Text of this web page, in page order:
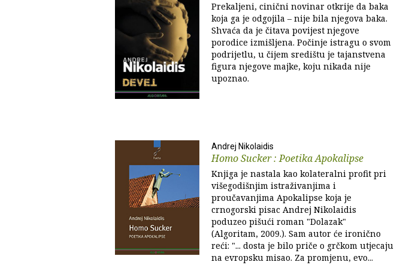
Prekaljeni, cinični novinar otkrije da baka
koja ga je odgojila – nije bila njegova baka.
Shvaća da je čitava povijest njegove
porodice izmišljena. Počinje istragu o svom
podrijetlu, u čijem središtu je tajanstvena
figura njegove majke, koju nikada nije
upoznao.
Andrej Nikolaidis
Homo Sucker : Poetika Apokalipse
Knjiga je nastala kao kolateralni profit pri
višegodišnjim istraživanjima i
proučavanjima Apokalipse koja je
crnogorski pisac Andrej Nikolaidis
poduzeo pišući roman "Dolazak"
(Algoritam, 2009.). Sam autor će ironično
reći: "... dosta je bilo priče o grčkom utjecaju
na evropsku misao. Za promjenu, evo...